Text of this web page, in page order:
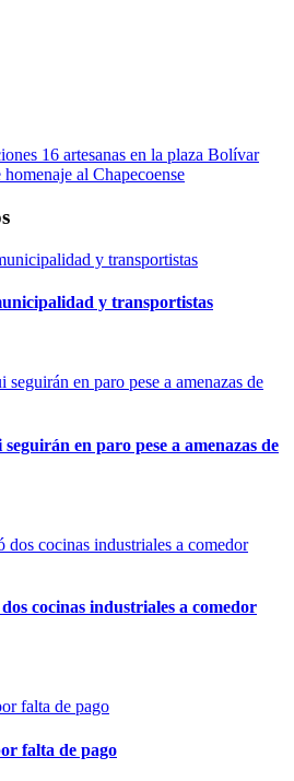
16 artesanas en la plaza Bolívar
al Chapecoense
y transportistas
en paro pese a amenazas de
cocinas industriales a comedor
falta de pago